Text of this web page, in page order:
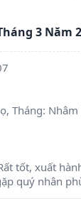
3 Năm
Tháng:
tốt, xuất
quý nhân